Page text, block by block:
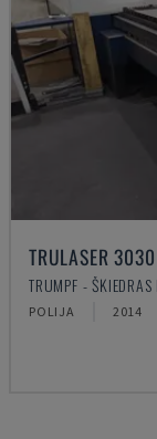
TRULASER 3030
TRUMPF -
POLIJA 2014